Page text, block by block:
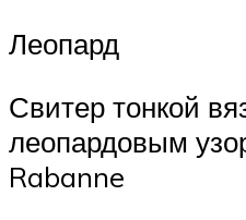
Леопард
Свитер тонкой
леопардовым
Rabanne